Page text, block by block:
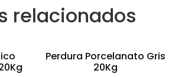
relacionados
Perdura Porcelanato Gris
20Kg